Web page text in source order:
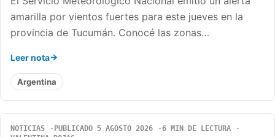
amarilla por vientos fuertes para este jueves en la
provincia de Tucumán. Conocé las zonas…
Leer nota
Argentina
NOTICIAS PUBLICADO 5 AGOSTO 2026
6 MIN DE LECTURA